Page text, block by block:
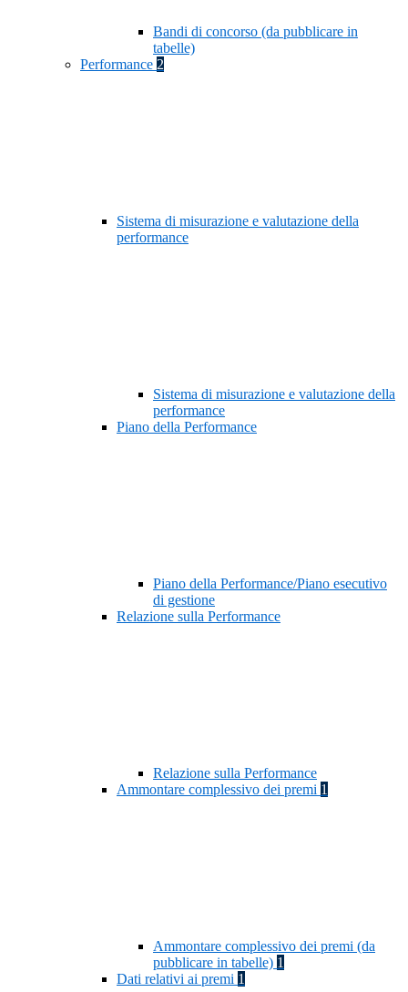
Bandi di concorso (da pubblicare in
tabelle)
Performance 2
Sistema di misurazione e valutazione della
performance
Sistema di misurazione e valutazione della
performance
Piano della Performance
Piano della Performance/Piano esecutivo
di gestione
Relazione sulla Performance
Relazione sulla Performance
Ammontare complessivo dei premi 1
Ammontare complessivo dei premi (da
pubblicare in tabelle) 1
Dati relativi ai premi 1